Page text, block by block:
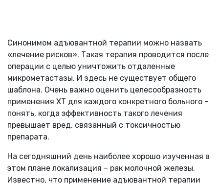
Синонимом адъювантной терапии можно назвать
«лечение рисков». Такая терапия проводится после
операции с целью уничтожить отдаленные
микрометастазы. И здесь не существует общего
шаблона. Очень важно оценить целесообразность
применения ХТ для каждого конкретного больного –
понять, когда эффективность такого лечения
превышает вред, связанный с токсичностью
препарата.
На сегодняшний день наиболее хорошо изученная в
этом плане локализация – рак молочной железы.
Известно, что применение адъювантной терапии